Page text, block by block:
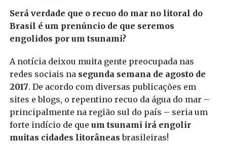
Será verdade que o recuo do mar no litoral do
Brasil é um prenúncio de que seremos
engolidos por um tsunami?
A notícia deixou muita gente preocupada nas
redes sociais nasegunda semana de agosto de
2017. De acordo com diversas publicações em
sites e blogs, o repentino recuo da água do mar –
principalmente na região sul do país – seria um
forte indício de que um tsunami irá engolir
muitas cidades litorâneas brasileiras!